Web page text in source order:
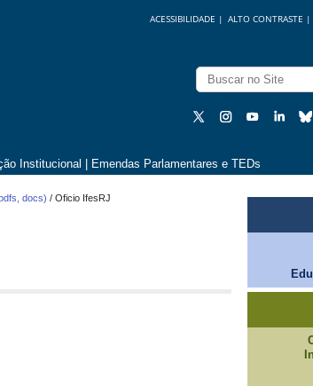
ALTO CONTRASTE |
ACESSIBILIDADE |
Institucional Emendas Parlamentares e TEDs
docs) /Oficio IfesRJ